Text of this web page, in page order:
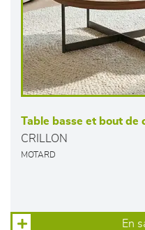
Table basse et bout de
CRILLON
MOTARD
En